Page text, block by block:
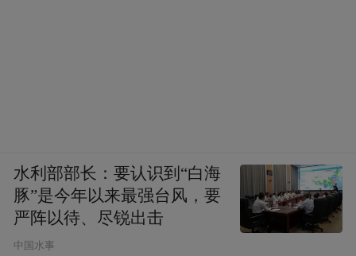
水利部部长：要认识到“白海
豚”是今年以来最强台风，要
严阵以待、尽锐出击
中国水事